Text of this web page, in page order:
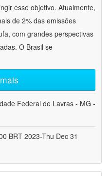
esse objetivo. Atualmente,
de 2% das emissões
com grandes perspectivas
O Brasil se
Federal de Lavras - MG -
BRT 2023-Thu Dec 31